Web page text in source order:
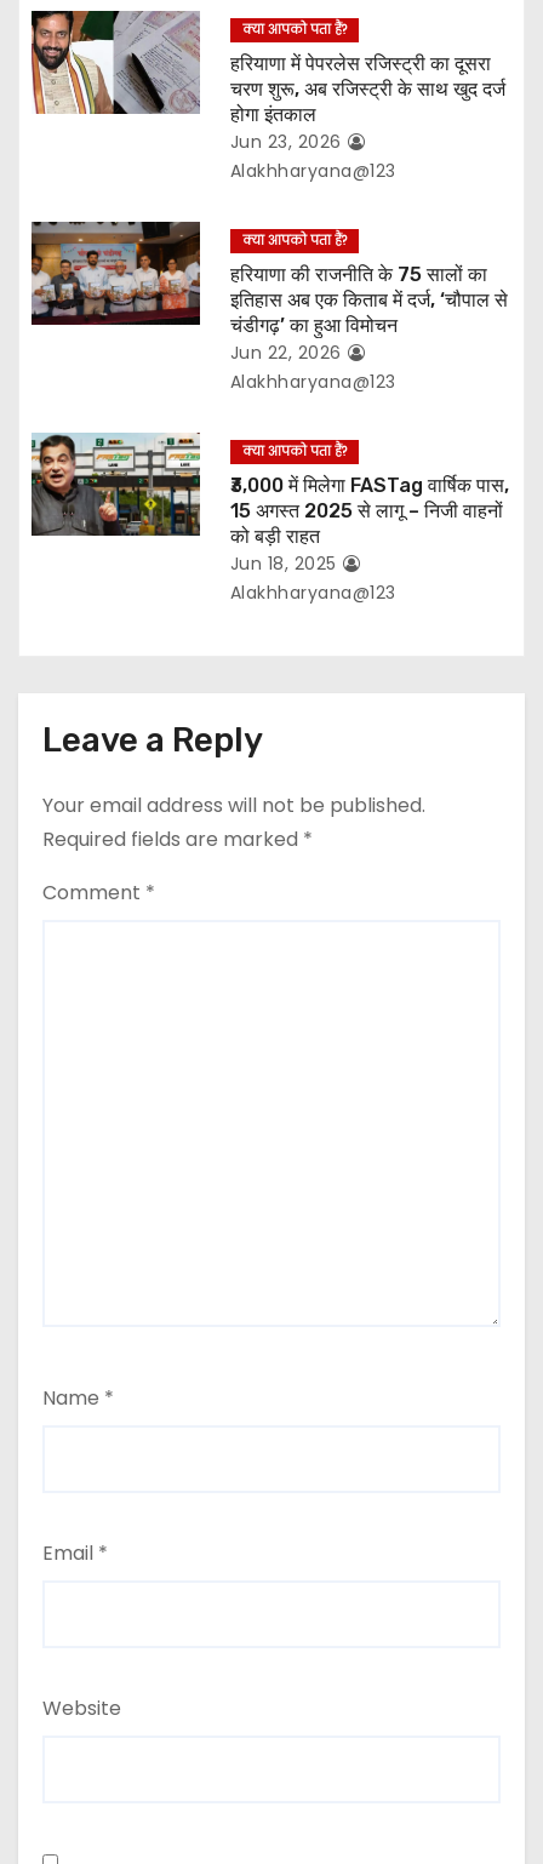
i
o
n
क्या आपको पता हैं?
हरियाणा में पेपरलेस रजिस्ट्री का दूसरा
चरण शुरू, अब रजिस्ट्री के साथ खुद दर्ज
होगा इंतकाल
Jun 23, 2026
Alakhharyana@123
क्या आपको पता हैं?
हरियाणा की राजनीति के 75 सालों का
इतिहास अब एक किताब में दर्ज, ‘चौपाल से
चंडीगढ़’ का हुआ विमोचन
Jun 22, 2026
Alakhharyana@123
क्या आपको पता हैं?
₹3,000 में मिलेगा FASTag वार्षिक पास,
15 अगस्त 2025 से लागू – निजी वाहनों
को बड़ी राहत
Jun 18, 2025
Alakhharyana@123
Leave a Reply
Your email address will not be published.
Required fields are marked *
Comment *
Name *
Email *
Website